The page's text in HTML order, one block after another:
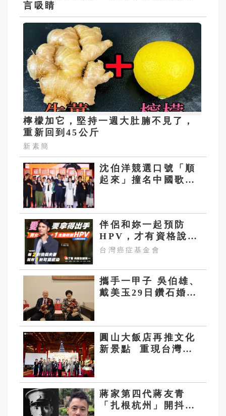
言吸睛
檸檬加它，堅持一週大肚腩不見了，
重新回到45公斤
新素簡
沈伯洋競選口號「順
起來」撞名中國歌
伴侶和妳一起預防
HPV，才有資格說愛
妳！
台灣癌症基金會
攜手一甲子 吳伯雄、
戴美玉29日鑽石婚
圓山大飯店再推文化
新景點 重現台灣神
蔣家第四代蔣友青
「扎根杭州」開抖音